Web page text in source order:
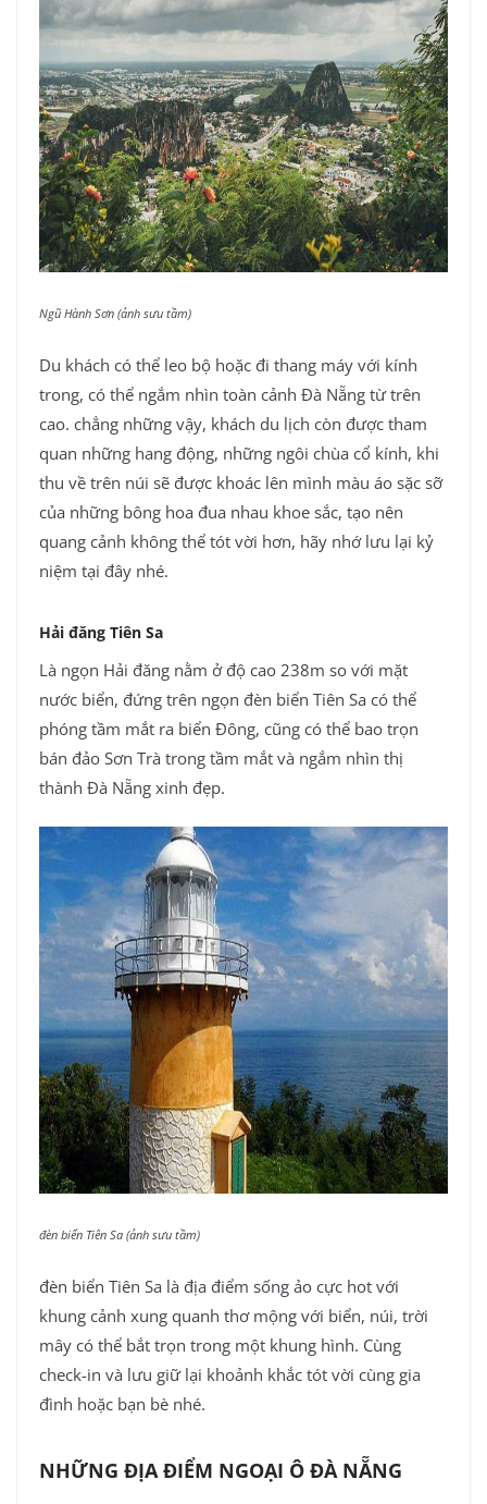
Ngũ Hành Sơn (ảnh sưu tầm)
Du khách có thể leo bộ hoặc đi thang máy với kính
trong, có thể ngắm nhìn toàn cảnh Đà Nẵng từ trên
cao. chẳng những vậy, khách du lịch còn được tham
quan những hang động, những ngôi chùa cổ kính, khi
thu về trên núi sẽ được khoác lên mình màu áo sặc sỡ
của những bông hoa đua nhau khoe sắc, tạo nên
quang cảnh không thể tót vời hơn, hãy nhớ lưu lại kỷ
niệm tại đây nhé.
Hải đăng Tiên Sa
Là ngọn Hải đăng nằm ở độ cao 238m so với mặt
nước biển, đứng trên ngọn đèn biển Tiên Sa có thể
phóng tầm mắt ra biển Đông, cũng có thể bao trọn
bán đảo Sơn Trà trong tầm mắt và ngắm nhìn thị
thành Đà Nẵng xinh đẹp.
đèn biển Tiên Sa (ảnh sưu tầm)
đèn biển Tiên Sa là địa điểm sống ảo cực hot với
khung cảnh xung quanh thơ mộng với biển, núi, trời
mây có thể bắt trọn trong một khung hình. Cùng
check-in và lưu giữ lại khoảnh khắc tót vời cùng gia
đình hoặc bạn bè nhé.
NHỮNG ĐỊA ĐIỂM NGOẠI Ô ĐÀ NẴNG